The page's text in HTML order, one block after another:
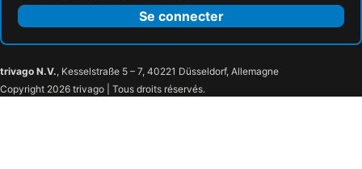
Se connecter
trivago N.V., Kesselstraße 5 – 7, 40221 Düsseldorf, Allemagne
Copyright 2026 trivago | Tous droits réservés.